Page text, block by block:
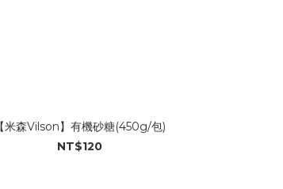
【米森Vilson】有機砂糖(450g/包)
NT$120